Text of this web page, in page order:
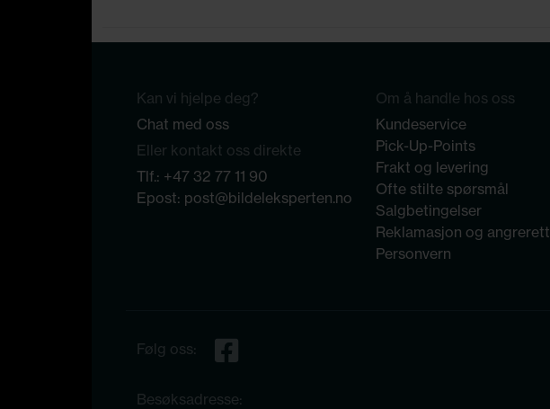
Kan vi hjelpe deg?
Chat med oss
Eller kontakt oss direkte
Tlf.: +47 32 77 11 90
Epost: post@bildeleksperten.no
Om å handle hos oss
Kundeservice
Pick-Up-Points
Frakt og levering
Ofte stilte spørsmål
Salgbetingelser
Reklamasjon og angrerett
Personvern
Følg oss:
Besøksadresse: